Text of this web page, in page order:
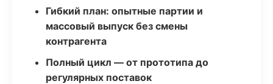
Гибкий план: опытные партии и
массовый выпуск без смены
контрагента
Полный цикл — от прототипа до
регулярных поставок